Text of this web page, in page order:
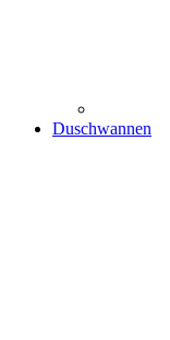
Duschwannen